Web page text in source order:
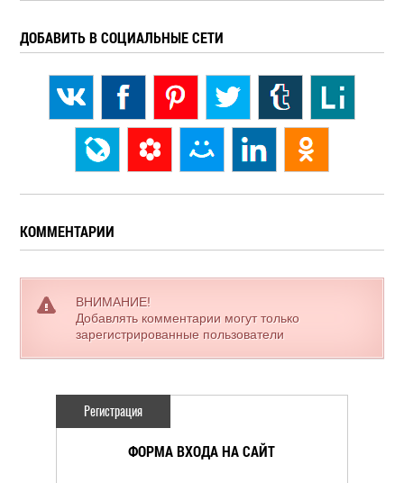
ДОБАВИТЬ В СОЦИАЛЬНЫЕ СЕТИ
КОММЕНТАРИИ
ВНИМАНИЕ!
Добавлять комментарии могут только
зарегистрированные пользователи
Регистрация
ФОРМА ВХОДА НА САЙТ